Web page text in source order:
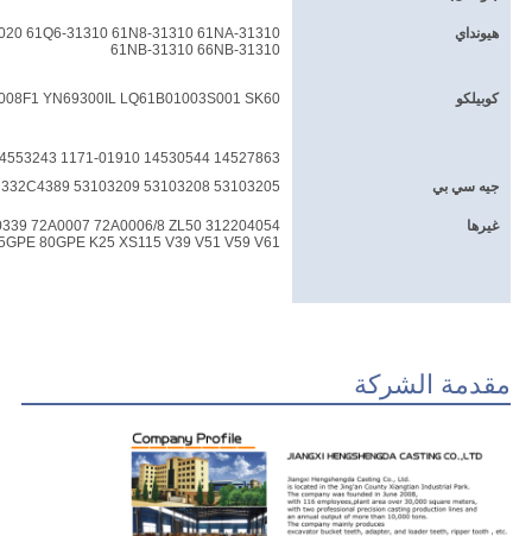
هيونداي
61Q6-31310 61N8-31310 61NA-31310
61NB-31310 66NB-31310
كوبيلكو YN69300IL LQ61B01003S001 SK60
14527863 14530544 1171-01910 14553243 14553244
جيه سي بي
53103205 53103208 53103209 332C4388 332C4389
غيرها
72A0007 72A0006/8 ZL50 312204054
80GPE K25 XS115 V39 V51 V59 V61
مقدمة الشركة